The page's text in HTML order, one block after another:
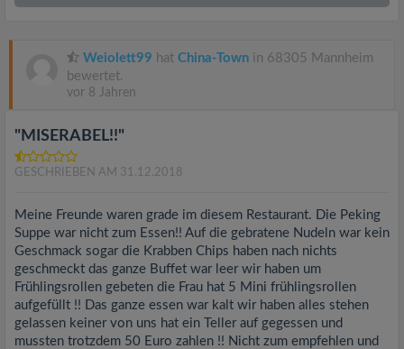
Weiolett99 hat China-Town in 68305 Mannheim
bewertet.
vor 8 Jahren
"MISERABEL!!"
GESCHRIEBEN AM 31.12.2018
Meine Freunde waren grade im diesem Restaurant. Die Peking
Suppe war nicht zum Essen!! Auf die gebratene Nudeln war kein
Geschmack sogar die Krabben Chips haben nach nichts
geschmeckt das ganze Buffet war leer wir haben um
Frühlingsrollen gebeten die Frau hat 5 Mini frühlingsrollen
aufgefüllt !! Das ganze essen war kalt wir haben alles stehen
gelassen keiner von uns hat ein Teller auf gegessen und
mussten trotzdem 50 Euro zahlen !! Nicht zum empfehlen und